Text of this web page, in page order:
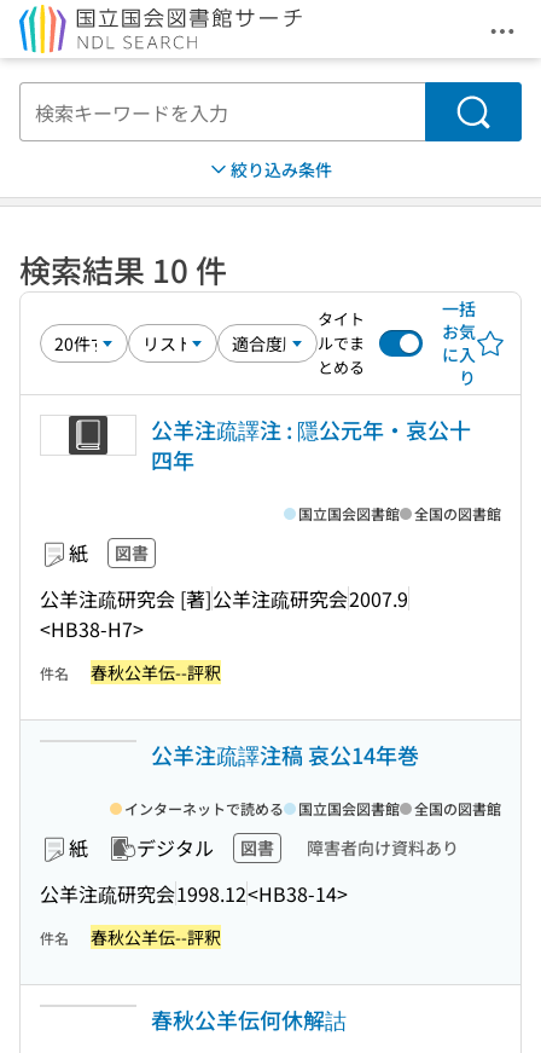
メ
検索
絞り込み条件
検索結果 10 件
タイト
ルでま
とめる
一括
お気
に入
り
公羊注疏譯注 : 隱公元年・哀公十
四年
紙 図書
公羊注疏研究会 [著]公羊注疏研究会2007.9
<HB38-H7>
国立国会図書館 全国の図書館
件名 春秋公羊伝--評釈
公羊注疏譯注稿 哀公14年巻
紙 デジタル 図書 障害者向け資料あり
公羊注疏研究会1998.12<HB38-14>
インターネットで読める 国立国会図書館 全国の図書館
件名 春秋公羊伝--評釈
春秋公羊伝何休解詁